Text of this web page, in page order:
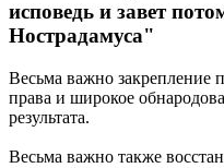
исповедь и завет
Нострадамуса"
Весьма важно закрепление
права и широкое
результата.
Весьма важно также